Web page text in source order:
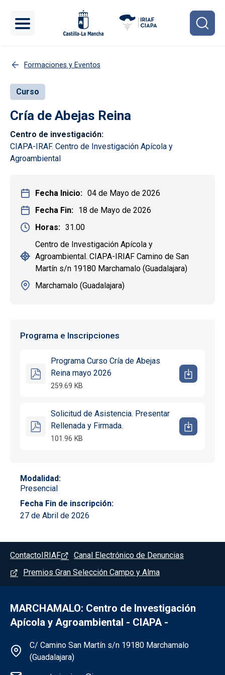
Formaciones y Eventos
Curso
Cría de Abejas Reina
Centro de investigación
CIAPA-IRAF. Centro de Investigación Apícola y
Agroambiental
Fecha Inicio
04 de Mayo de 2026
Fecha Fin
18 de Mayo de 2026
Horas
31.00
Centro de Investigación Apícola y
Agroambiental. CIAPA-IRIAF Camino de San
Martín s/n 19180 Marchamalo (Guadalajara)
Marchamalo (Guadalajara)
Programa e Inscripciones
Programa Curso Cría de Abejas
Reina mayo 2026
259.69 KB
Solicitud de Asistencia. Presentar
Rellenada y Firmada.
101.96 KB
Modalidad
Presencial
Fecha Fin de inscripción
27 de Abril de 2026
Pie de página - Marchamalo
Contacto IRIAF
Canal Electrónico de Denuncias
Premios Gran Selección Campo y Alma
MARCHAMALO: Centro de Investigación
Apícola y Agroambiental - CIAPA -
Información de la institución -
C/ Camino San Martín s/n 19180 Marchamalo
(Guadalajara)